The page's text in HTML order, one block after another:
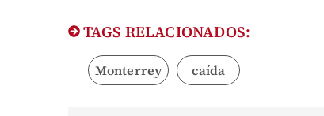
TAGS RELACIONADOS:
Monterrey caída